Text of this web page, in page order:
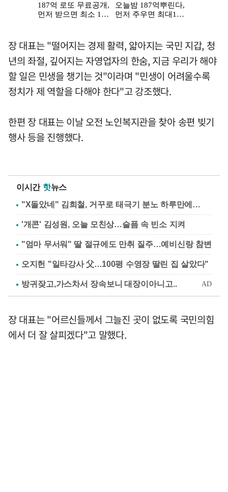
장 대표는 "떨어지는 경제 활력, 얇아지는 국민 지갑, 청
년의 좌절, 깊어지는 자영업자의 한숨, 지금 우리가 해야
할 일은 민생을 챙기는 것"이라며 "민생이 어려울수록
정치가 제 역할을 다해야 한다"고 강조했다.
한편 장 대표는 이날 오전 노인복지관을 찾아 송편 빚기
행사 등을 진행했다.
이시간 핫뉴스
"X돌았네" 김희철, 거꾸로 태극기 분노 하루만에…
'개콘' 김성원, 오늘 모친상…슬픔 속 빈소 지켜
"엄마 무서워" 딸 절규에도 만취 질주…예비신랑 참변
오지헌 "일타강사 父…100평 수영장 딸린 집 살았다"
장 대표는 "어르신들께서 그늘진 곳이 없도록 국민의힘
에서 더 잘 살피겠다"고 말했다.